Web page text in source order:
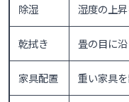
除湿 湿度の上
乾拭き 畳の目に
家具配置 重い家具